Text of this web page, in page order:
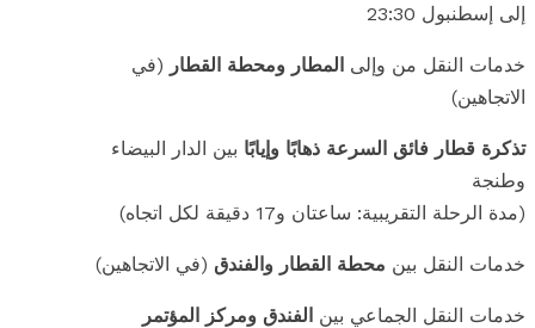
إلى إسطنبول 23:30
خدمات النقل من وإلى المطار ومحطة القطار (في
الاتجاهين)
تذكرة قطار فائق السرعة ذهابًا وإيابًا بين الدار البيضاء
وطنجة
(مدة الرحلة التقريبية: ساعتان و17 دقيقة لكل اتجاه)
خدمات النقل بين محطة القطار والفندق (في الاتجاهين)
خدمات النقل الجماعي بين الفندق ومركز المؤتمر